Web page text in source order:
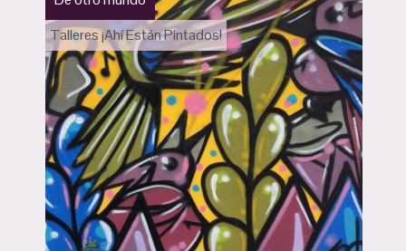
Talleres ¡Ahí Están Pintados!